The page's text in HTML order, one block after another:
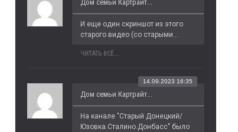
Дом семьи Картрайт...
И еще один скриншот из этого
старого видео (со старыми...
ЧИТАТЬ ВСЁ...
Дом семьи Картрайт...
14.09.2023 16:35
На канале "Старый Донецкий/
Юзовка.Сталино.Донбасс" было